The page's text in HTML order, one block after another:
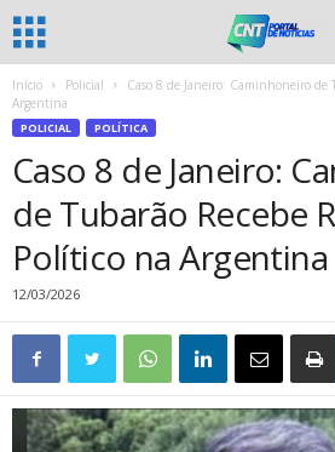
Início Policial
Caso 8 de Janeiro: Caminhoneiro de
Argentina
POLICIAL POLÍTICA
Caso 8 de Janeiro:
de Tubarão Recebe
Político na Argentina
12/03/2026